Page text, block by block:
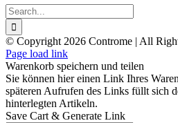
Search
for:
© Copyright 2026 Controme | All
Facebook
Instagram
YouTube
Xing
Page load link
Warenkorb speichern und teilen
Sie können hier einen Link Ihres
späteren Aufrufen des Links füllt sich
hinterlegten Artikeln.
Save Cart & Generate Link